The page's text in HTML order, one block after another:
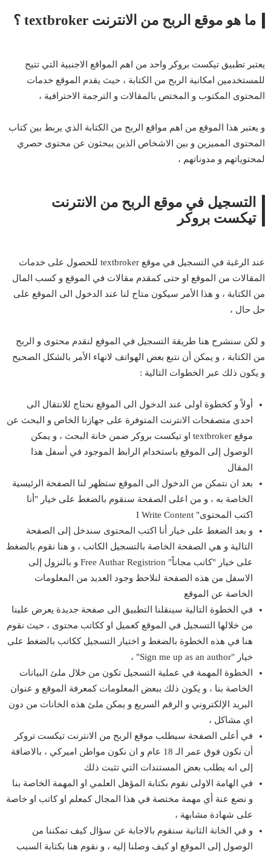
ما هو موقع الربح من الانترنت textbroker ؟
يعتبر تطبيق تيكست بروكر واحد من اهم المواقع الاجنبية التي تتيح
للمستخدمين امكانية الربح من الكتابة ، حيث يقدم الموقع خدمات
المحتوى المكتوب و المختص بالمقالات و الترجمة الاحترافية ،
و يعتبر هذا الموقع من اهم مواقع الربح من الكتابة الذي يربط بين كتاب
المحتوى المميزين و بين الاشخاص الذين يبحثون عن محتوى حصري
لمحتوياتهم و مدوناتهم ،
التسجيل في موقع الربح من الانترنت
تيكست بروكر
عند الرغبة في التسجيل في موقع textbroker للحصول على خدمات
المقالات من الموقع او حتى كمقدم مقالات في الموقع و كسب المال
من الكتابة ، و هذا الأمر سيكون متاح لنا عند الدخول الى الموقع على
حل حال ،
و لكن سنشرح هنا طريقة التسجيل في الموقع لنقدم محتوى و الربح
من الكتابة ، و يمكن أن نتبع بعض الهواتف لانهاء الأمر بالشكل الصحيح
و يكون ذلك عبر الخطوات التالية :
أولاً و كخطوة اولى عند الدخول الى الموقع نحتاج للانتقال الى
احدى متصفحات الانترنت المتوفرة على جهازنا الخاص و البحث عن
موقع textbroker او تيكست بروكر ضمن خانة البحث ، و يمكن
الوصول إلى الموقع باستخدام الرابط الموجود في أسفل هذا
المقال
بعد ان نتمكن من الدخول الى الموقع ستظهر لنا الصفحة الرئيسية
الخاصة به ، و من اعلى الصفحة سنقوم بالضغط على خيار "أنا
اكتب المحتوى" I Write Content
و بعد الضغط على خيار أنا اكتب المحتوى سندخل إلى الصفحة
التالية و هي الصفحة الخاصة بالتسجيل الكاتب ، و هنا نقوم بالضغط
على خيار "كاتب مجاناً" Free Authar Registrion و بالنزول إلى
الاسفل من هذه الصفحة لنلاحظ وجود العديد من المعلومات
الخاصة عن الموقع
في الخطوة التالية سينقلنا التطبيق الى صفحة جديدة يعرض علينا
من خلالها التسجيل في الموقع كعميل او ككاتب محتوى ، حيث نقوم
هنا في هذه الخطوة بالضغط و اختيار التسجيل ككاتب بالضغط على
خيار "Sign me up as an author" ،
الخطوة المهمة في عملية التسجيل تكون من خلال ملئ البيانات
الخاصة بنا ، و يكون ذلك ببعض المعلومات كمعرفة الموقع و عنوان
البريد الإلكتروني و الرقم السريع و يمكن ملئ هذه الخانات من دون
اي مشاكل ،
في أعلى الصفحة سيطلب موقع الربح من الانترنت تيكست تروكر
أن نكون فوق عمر الـ 18 عام و ان نكون مواطن اميركي ، بالاضافة
إلى انه يطلب بعض المستندات التي تثبت ذلك
في الهامة الاولى نقوم بكتابة المؤهل العلمي او المهمة الخاصة بنا
و نضع عنة أي مهمة مختصة في هذا المجال كمعلم او كاتب او خاصة
على شهادة مشابهة ،
و في الخانة الثانية سنقوم بالاجابة عن سؤال كيف تمكننا من
الوصول إلى الموقع او كيف وصلنا إليه ، و نقوم هنا بكتابة السبب